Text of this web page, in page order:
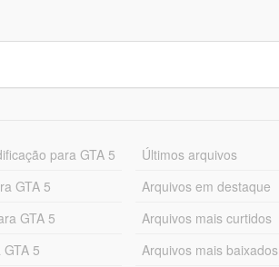
para GTA 5
GTA 5
GTA 5
5
Últimos arquivos
Arquivos em destaque
Arquivos mais curtidos
Arquivos mais baixados